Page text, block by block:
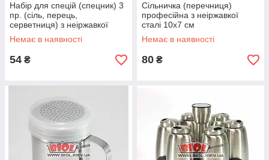
Набір для спецій (спецник) 3
пр. (сіль, перець,
серветниця) з неіржавкої
сталі Empire EM-9548
Немає в наявності
54 ₴
Сільничка (перечниця)
професійна з неіржавкої
сталі 10х7 см
Немає в наявності
80 ₴